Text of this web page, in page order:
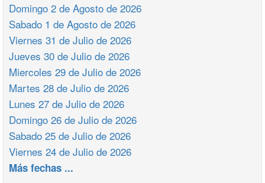
Domingo 2 de Agosto de 2026
Sabado 1 de Agosto de 2026
Viernes 31 de Julio de 2026
Jueves 30 de Julio de 2026
Miercoles 29 de Julio de 2026
Martes 28 de Julio de 2026
Lunes 27 de Julio de 2026
Domingo 26 de Julio de 2026
Sabado 25 de Julio de 2026
Viernes 24 de Julio de 2026
Más fechas ...